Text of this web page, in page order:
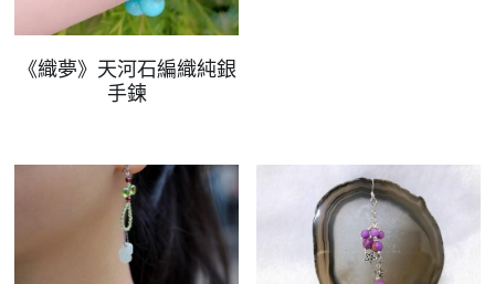
07｜眾神禮讚
08｜寶石旅行
溫潤玉石
《織夢》天河石編織純銀
手鍊